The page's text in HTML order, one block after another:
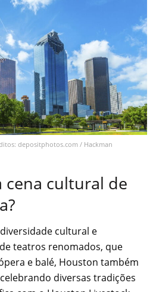
depositphotos.com / Hackman
cena cultural de
cultural e
teatros renomados, que
e balé, Houston também
diversas tradições